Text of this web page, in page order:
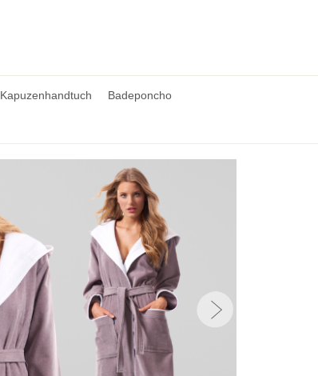
Kapuzenhandtuch Badeponcho